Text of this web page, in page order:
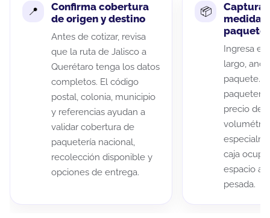
Confirma cobertura
de origen y destino
Antes de cotizar, revisa
que la ruta de Jalisco a
Querétaro tenga los datos
completos. El código
postal, colonia, municipio
y referencias ayudan a
validar cobertura de
paquetería nacional,
recolección disponible y
opciones de entrega.
Captura
medidas
paquete
Ingresa el
largo,
paquete.
precio de
caja
espacio
pesada.